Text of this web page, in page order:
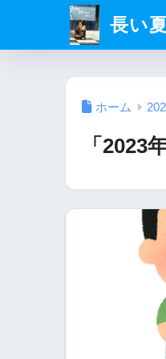
長い
ホーム
「2023